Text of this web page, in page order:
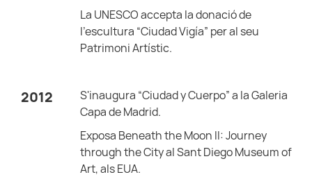
La UNESCO accepta la donació de
l'escultura “Ciudad Vigía” per al seu
Patrimoni Artístic.
2012
S'inaugura “Ciudad y Cuerpo” a la Galeria
Capa de Madrid.
Exposa Beneath the Moon II: Journey
through the City al Sant Diego Museum of
Art, als EUA.